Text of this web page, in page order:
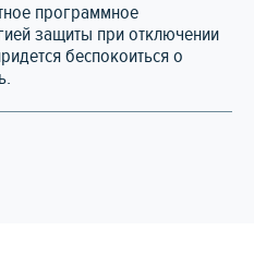
программное
защиты при отключении
беспокоиться о